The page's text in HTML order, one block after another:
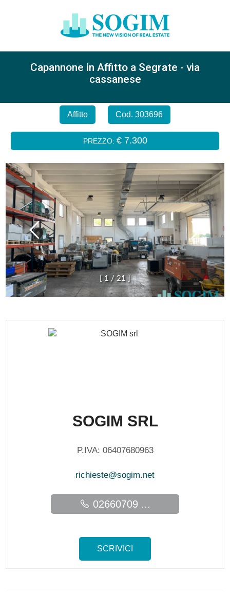
Capannone in Affitto a Segrate - via
cassanese
Affitto Cod. 303696
PREZZO: € 7.300
1 / 21 ]
SOGIM SRL
P.IVA: 06407680963
richieste@sogim.net
02660709 ...
SCRIVICI